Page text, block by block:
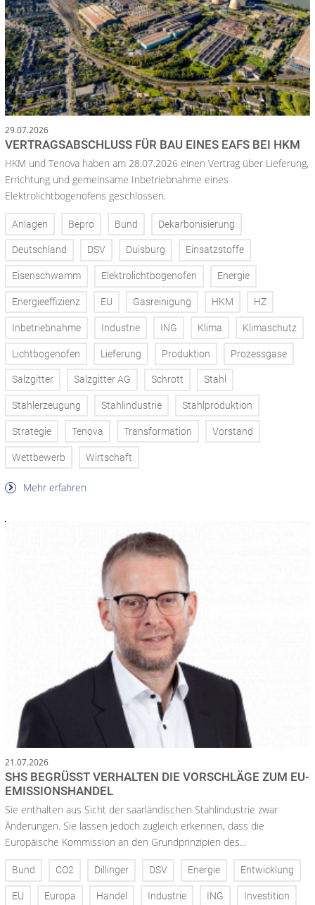
29.07.2026
VERTRAGSABSCHLUSS FÜR BAU EINES EAFS BEI HKM
HKM und Tenova haben am 28.07.2026 einen Vertrag über Lieferung,
Errichtung und gemeinsame Inbetriebnahme eines
Elektrolichtbogenofens geschlossen.
Anlagen Bepro Bund Dekarbonisierung
Deutschland DSV Duisburg Einsatzstoffe
Eisenschwamm Elektrolichtbogenofen Energie
Energieeffizienz EU Gasreinigung HKM HZ
Inbetriebnahme Industrie ING Klima Klimaschutz
Lichtbogenofen Lieferung Produktion Prozessgase
Salzgitter Salzgitter AG Schrott Stahl
Stahlerzeugung Stahlindustrie Stahlproduktion
Strategie Tenova Transformation Vorstand
Wettbewerb Wirtschaft
Mehr erfahren
21.07.2026
SHS BEGRÜSST VERHALTEN DIE VORSCHLÄGE ZUM EU-E
MISSIONSHANDEL
Sie enthalten aus Sicht der saarländischen Stahlindustrie zwar
Änderungen. Sie lassen jedoch zugleich erkennen, dass die
Europäische Kommission an den Grundprinzipien des...
Bund CO2 Dillinger DSV Energie Entwicklung
EU Europa Handel Industrie ING Investition